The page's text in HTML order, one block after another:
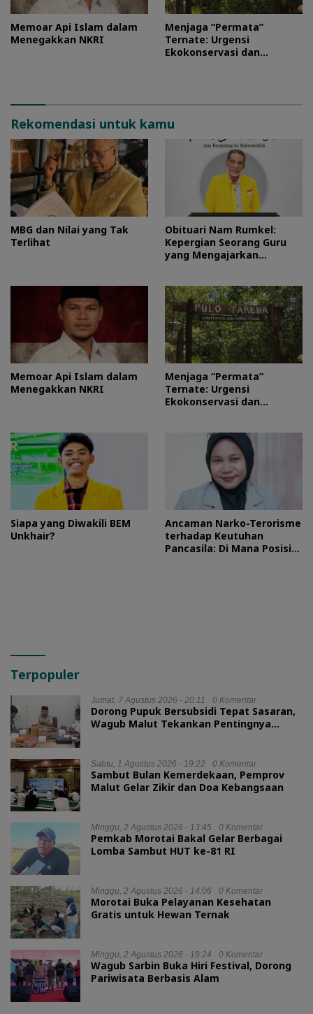
Memoar Api Islam dalam
Menegakkan NKRI
Menjaga “Permata”
Ternate: Urgensi
Ekokonservasi dan
Rekomendasi untuk kamu
MBG dan Nilai yang Tak
Terlihat
Obituari Nam Rumkel:
Kepergian Seorang Guru
yang Mengajarkan
Memoar Api Islam dalam
Menegakkan NKRI
Menjaga “Permata”
Ternate: Urgensi
Ekokonservasi dan
Siapa yang Diwakili BEM
Unkhair?
Ancaman Narko-Terorisme
terhadap Keutuhan
Pancasila: Di Mana Posisi
Terpopuler
Jumat, 7 Agustus 2026 - 20:11 0 Komentar
Dorong Pupuk Bersubsidi Tepat Sasaran,
Wagub Malut Tekankan Pentingnya
Sabtu, 1 Agustus 2026 - 19:22 0 Komentar
Sambut Bulan Kemerdekaan, Pemprov
Malut Gelar Zikir dan Doa Kebangsaan
Minggu, 2 Agustus 2026 - 13:45 0 Komentar
Pemkab Morotai Bakal Gelar Berbagai
Lomba Sambut HUT ke-81 RI
Minggu, 2 Agustus 2026 - 14:06 0 Komentar
Morotai Buka Pelayanan Kesehatan
Gratis untuk Hewan Ternak
Minggu, 2 Agustus 2026 - 19:24 0 Komentar
Wagub Sarbin Buka Hiri Festival, Dorong
Pariwisata Berbasis Alam